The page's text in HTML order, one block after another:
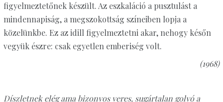
figyelmeztetőnek készült. Az eszkaláció a pusztulást a
mindennapiság, a megszokottság színeiben lopja a
közelünkbe. Ez az idill figyelmeztetni akar, nehogy későn
vegyük észre: csak egyetlen emberiség volt.
(1968)
Díszletnek elég ama bizonyos veres, sugártalan golyó a